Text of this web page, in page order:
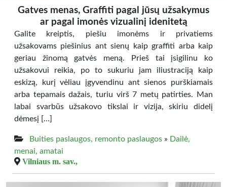
Gatves menas, Graffiti pagal jūsų užsakymus
ar pagal imonės vizualinį idenitetą
Galite kreiptis, piešiu imonėms ir privatiems
užsakovams piešinius ant sienų kaip graffiti arba kaip
geriau žinomą gatvės meną. Prieš tai įsigilinu ko
užsakovui reikia, po to sukuriu jam iliustraciją kaip
eskizą, kurį vėliau įgyvendinu ant sienos purškiamais
arba tepamais dažais, turiu virš 7 metų patirties. Man
labai svarbūs užsakovo tikslai ir vizija, skiriu didelį
dėmesį […]
Buities paslaugos, remonto paslaugos » Dailė,
menai, amatai
Vilniaus m. sav.,